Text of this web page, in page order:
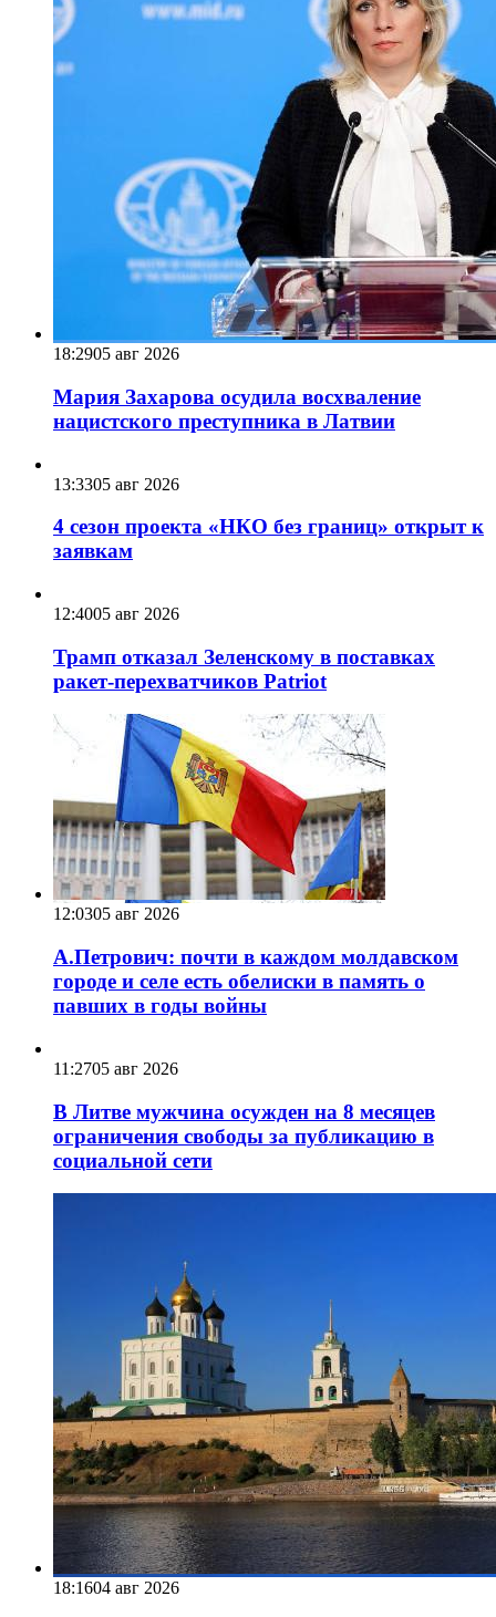
18:2905 авг 2026
Мария Захарова осудила восхваление
нацистского преступника в Латвии
13:3305 авг 2026
4 сезон проекта «НКО без границ» открыт к
заявкам
12:4005 авг 2026
Трамп отказал Зеленскому в поставках
ракет-перехватчиков Patriot
12:0305 авг 2026
А.Петрович: почти в каждом молдавском
городе и селе есть обелиски в память о
павших в годы войны
11:2705 авг 2026
В Литве мужчина осужден на 8 месяцев
ограничения свободы за публикацию в
социальной сети
18:1604 авг 2026